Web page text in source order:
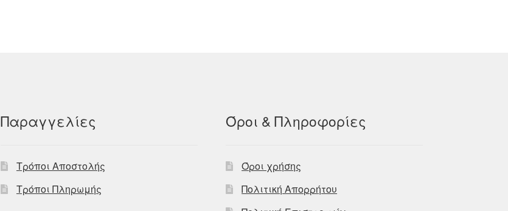
Παραγγελίες
Τρόποι Αποστολής
Τρόποι Πληρωμής
Όροι & Πληροφορίες
Όροι χρήσης
Πολιτική Απορρήτου